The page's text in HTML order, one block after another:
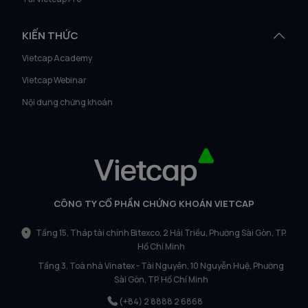
KIẾN THỨC
Vietcap Academy
Vietcap Webinar
Nội dung chứng khoán
CÔNG TY CỔ PHẦN CHỨNG KHOÁN VIETCAP
Tầng 15, Tháp tài chính Bitexco, 2 Hải Triều, Phường Sài Gòn, TP.
Hồ Chí Minh
Tầng 3, Toà nhà Vinatex - Tài Nguyên, 10 Nguyễn Huệ, Phường
Sài Gòn, TP. Hồ Chí Minh
(+84) 2 8888 2 6868